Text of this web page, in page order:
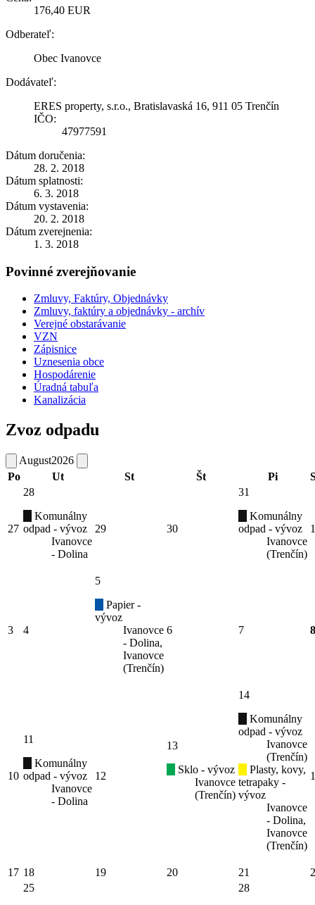
176,40 EUR
Odberateľ:
Obec Ivanovce
Dodávateľ:
ERES property, s.r.o., Bratislavaská 16, 911 05 Trenčín
IČO:
47977591
Dátum doručenia:
28. 2. 2018
Dátum splatnosti:
6. 3. 2018
Dátum vystavenia:
20. 2. 2018
Dátum zverejnenia:
1. 3. 2018
Povinné zverejňovanie
Zmluvy, Faktúry, Objednávky
Zmluvy, faktúry a objednávky - archív
Verejné obstarávanie
VZN
Zápisnice
Uznesenia obce
Hospodárenie
Úradná tabuľa
Kanalizácia
Zvoz odpadu
August2026
Po
Ut St Št Pi
27
28
Komunálny
odpad - vývoz
Ivanovce
- Dolina
29 30
31
Komunálny
odpad - vývoz
Ivanovce
(Trenčín)
1
3 4
5
Papier -
vývoz
Ivanovce
- Dolina,
Ivanovce
(Trenčín)
6 7 8
10
11
Komunálny
odpad - vývoz
Ivanovce
- Dolina
12
13
Sklo - vývoz
Ivanovce
(Trenčín)
14
Komunálny
odpad - vývoz
Ivanovce
(Trenčín)
Plasty, kovy,
tetrapaky -
vývoz
Ivanovce
- Dolina,
Ivanovce
(Trenčín)
17 18 19 20 21
25
28